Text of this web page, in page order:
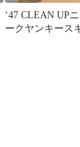
‘47 CLEAN UP
ークヤンキース